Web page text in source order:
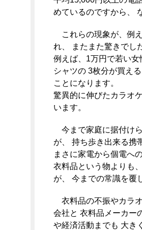
めているのですから、
これらの現象が、例
れ、 またまた驚きでし
例えば、1万円で若い
シャツの 3枚分が買え
ことになります。
驚異的に伸びたカラオ
います。
今まで家庭に据付け
が、 持ち歩き出来る携
まさに家電から個電へ
衣料品という物よりも
が、 今までの常識を覆
衣料品の不振やカラ
会社と 衣料品メーカー
や経済活動までも 大き